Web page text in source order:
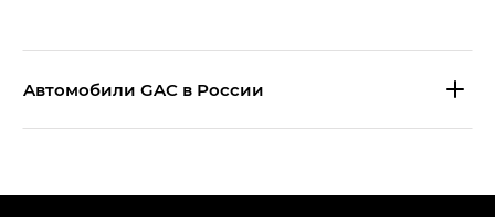
Aвтомобили GAC в России
Эс Икс ПРЕМИУМ — SX PREMIUM